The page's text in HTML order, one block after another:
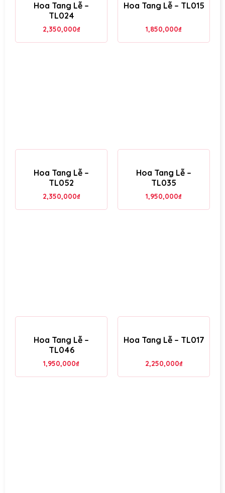
Hoa Tang Lễ –
TL024
2,350,000₫
Hoa Tang Lễ – TL015
1,850,000₫
Hoa Tang Lễ –
TL052
2,350,000₫
Hoa Tang Lễ –
TL035
1,950,000₫
Hoa Tang Lễ –
TL046
1,950,000₫
Hoa Tang Lễ – TL017
2,250,000₫